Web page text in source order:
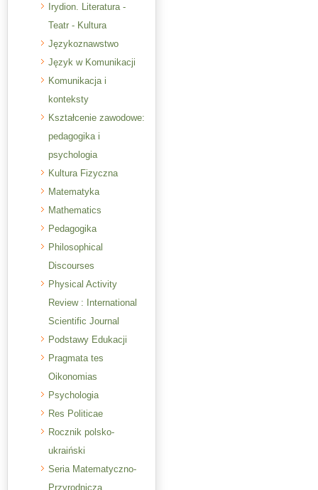
Irydion. Literatura -
Teatr - Kultura
Językoznawstwo
Język w Komunikacji
Komunikacja i
konteksty
Kształcenie zawodowe:
pedagogika i
psychologia
Kultura Fizyczna
Matematyka
Mathematics
Pedagogika
Philosophical
Discourses
Physical Activity
Review : International
Scientific Journal
Podstawy Edukacji
Pragmata tes
Oikonomias
Psychologia
Res Politicae
Rocznik polsko-
ukraiński
Seria Matematyczno-
Przyrodnicza